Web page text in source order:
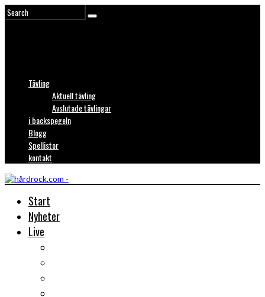
Tävling
Aktuell tävling
Avslutade tävlingar
i backspegeln
Blogg
Spellistor
kontakt
Start
Nyheter
Live